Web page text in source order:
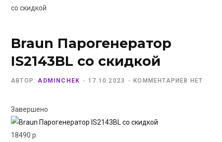
со скидкой
Braun Парогенератор
IS2143BL со скидкой
АВТОР: ADMINCHEK 17.10.2023 КОММЕНТАРИЕВ НЕТ
Завершено
18490 р.